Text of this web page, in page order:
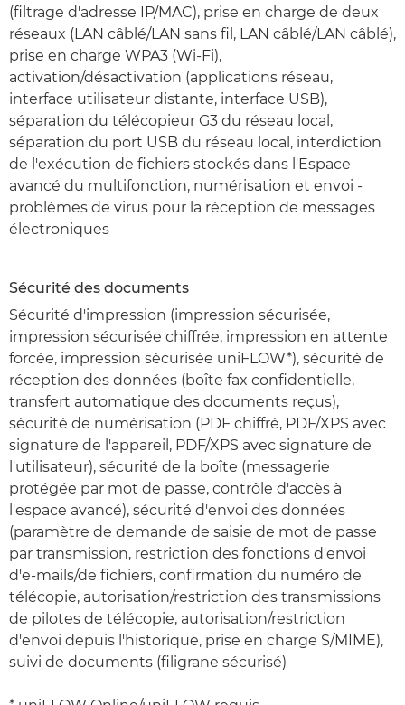
(filtrage d'adresse IP/MAC), prise en charge de deux
réseaux (LAN câblé/LAN sans fil, LAN câblé/LAN câblé),
prise en charge WPA3 (Wi-Fi),
activation/désactivation (applications réseau,
interface utilisateur distante, interface USB),
séparation du télécopieur G3 du réseau local,
séparation du port USB du réseau local, interdiction
de l'exécution de fichiers stockés dans l'Espace
avancé du multifonction, numérisation et envoi -
problèmes de virus pour la réception de messages
électroniques
Sécurité des documents
Sécurité d'impression (impression sécurisée,
impression sécurisée chiffrée, impression en attente
forcée, impression sécurisée uniFLOW*), sécurité de
réception des données (boîte fax confidentielle,
transfert automatique des documents reçus),
sécurité de numérisation (PDF chiffré, PDF/XPS avec
signature de l'appareil, PDF/XPS avec signature de
l'utilisateur), sécurité de la boîte (messagerie
protégée par mot de passe, contrôle d'accès à
l'espace avancé), sécurité d'envoi des données
(paramètre de demande de saisie de mot de passe
par transmission, restriction des fonctions d'envoi
d'e-mails/de fichiers, confirmation du numéro de
télécopie, autorisation/restriction des transmissions
de pilotes de télécopie, autorisation/restriction
d'envoi depuis l'historique, prise en charge S/MIME),
suivi de documents (filigrane sécurisé)